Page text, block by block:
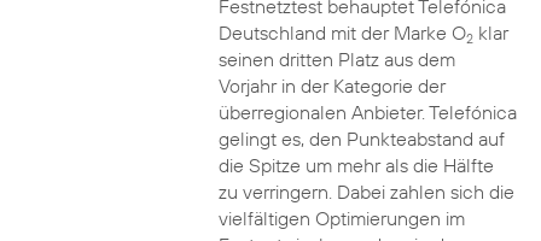
Festnetztest behauptet Telefónica
Deutschland mit der Marke O2klar
seinen dritten Platz aus dem
Vorjahr in der Kategorie der
überregionalen Anbieter. Telefónica
gelingt es, den Punkteabstand auf
die Spitze um mehr als die Hälfte
zu verringern. Dabei zahlen sich die
vielfältigen Optimierungen im